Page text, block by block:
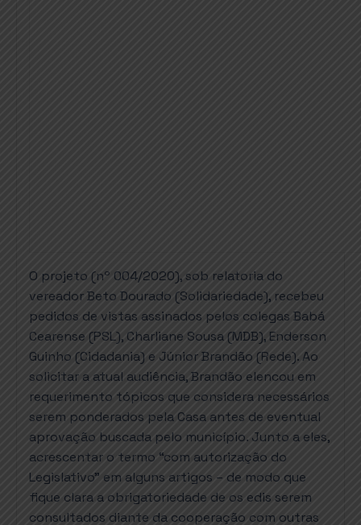
O projeto (nº 004/2020), sob relatoria do
vereador Beto Dourado (Solidariedade), recebeu
pedidos de vistas assinados pelos colegas Babá
Cearense (PSL), Charliane Sousa (MDB), Enderson
Guinho (Cidadania) e Júnior Brandão (Rede). Ao
solicitar a atual audiência, Brandão elencou em
requerimento tópicos que considera necessários
serem ponderados pela Casa antes de eventual
aprovação buscada pelo município. Junto a eles,
acrescentar o termo “com autorização do
Legislativo” em alguns artigos – de modo que
fique clara a obrigatoriedade de os edis serem
consultados diante da cooperação com outras